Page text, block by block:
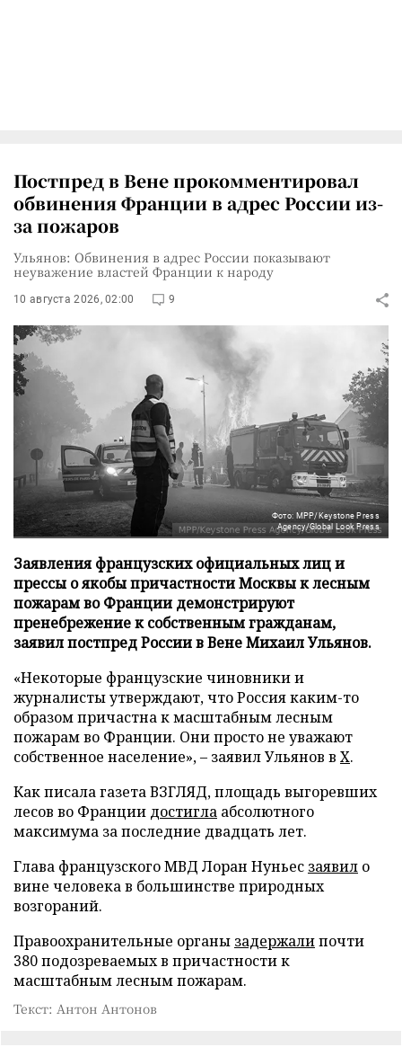
Постпред в Вене прокомментировал
обвинения Франции в адрес России из-
за пожаров
Ульянов: Обвинения в адрес России показывают
неуважение властей Франции к народу
10 августа 2026, 02:00 9
Фото: MPP/Keystone Press
Agency/Global Look Press
Заявления французских официальных лиц и
прессы о якобы причастности Москвы к лесным
пожарам во Франции демонстрируют
пренебрежение к собственным гражданам,
заявил постпред России в Вене Михаил Ульянов.
«Некоторые французские чиновники и
журналисты утверждают, что Россия каким-то
образом причастна к масштабным лесным
пожарам во Франции. Они просто не уважают
собственное население», – заявил Ульянов в X.
Как писала газета ВЗГЛЯД, площадь выгоревших
лесов во Франции достигла абсолютного
максимума за последние двадцать лет.
Глава французского МВД Лоран Нуньес заявил о
вине человека в большинстве природных
возгораний.
Правоохранительные органы задержалипочти
380 подозреваемых в причастности к
масштабным лесным пожарам.
Текст: Антон Антонов